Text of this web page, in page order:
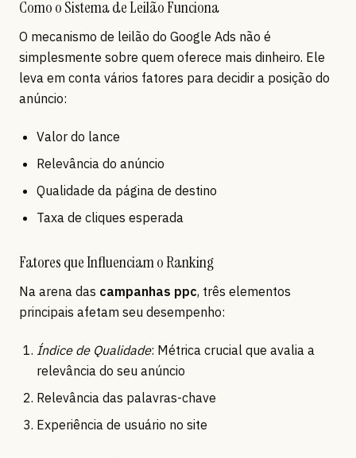
Como o Sistema de Leilão Funciona
O mecanismo de leilão do Google Ads não é
simplesmente sobre quem oferece mais dinheiro. Ele
leva em conta vários fatores para decidir a posição do
anúncio:
Valor do lance
Relevância do anúncio
Qualidade da página de destino
Taxa de cliques esperada
Fatores que Influenciam o Ranking
Na arena das campanhas ppc, três elementos
principais afetam seu desempenho:
Índice de Qualidade: Métrica crucial que avalia a
relevância do seu anúncio
Relevância das palavras-chave
Experiência de usuário no site